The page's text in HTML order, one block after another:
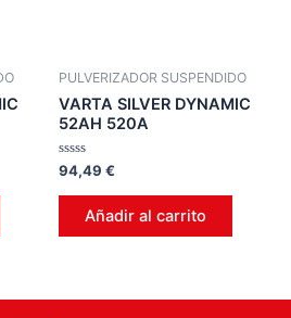
PULVERIZADOR SUSPENDIDO
VARTA SILVER DYNAMIC
52AH 520A
Valorado
en
0
94,49 €
Añadir al carrito